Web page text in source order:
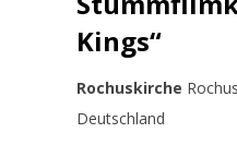
Kings“
Rochuskirche
Deutschland